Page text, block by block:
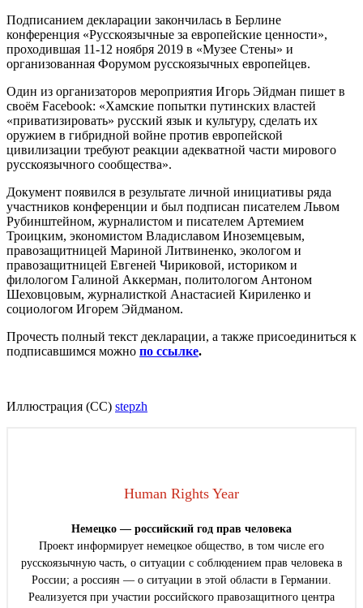
Подписанием декларации закончилась в Берлине
конференция «Русскоязычные за европейские ценности»,
проходившая 11-12 ноября 2019 в «Музее Стены» и
организованная Форумом русскоязычных европейцев.
Один из организаторов мероприятия Игорь Эйдман пишет в
своём Facebook: «Хамские попытки путинских властей
«приватизировать» русский язык и культуру, сделать их
оружием в гибридной войне против европейской
цивилизации требуют реакции адекватной части мирового
русскоязычного сообщества».
Документ появился в результате личной инициативы ряда
участников конференции и был подписан писателем Львом
Рубинштейном, журналистом и писателем Артемием
Троицким, экономистом Владиславом Иноземцевым,
правозащитницей Мариной Литвиненко, экологом и
правозащитницей Евгеней Чириковой, историком и
филологом Галиной Аккерман, политологом Антоном
Шеховцовым, журналисткой Анастасией Кириленко и
социологом Игорем Эйдманом.
Прочесть полный текст декларации, а также присоединиться к
подписавшимся можно по ссылке.
Иллюстрация (СС) stepzh
Human Rights Year
Немецко — российский год прав человека
Проект информирует немецкое общество, в том числе его
русскоязычную часть, о ситуации с соблюдением прав человека в
России; а россиян — о ситуации в этой области в Германии.
Реализуется при участии российского правозащитного центра